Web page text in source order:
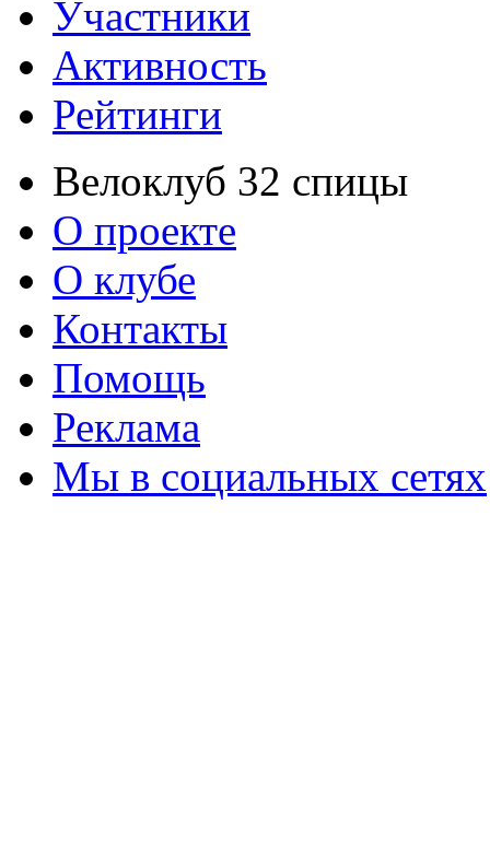
Участники
Активность
Рейтинги
Велоклуб 32 спицы
О проекте
О клубе
Контакты
Помощь
Реклама
Мы в социальных сетях